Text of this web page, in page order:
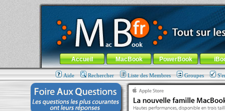
MacBook-fr.com : 100% Apple... 100% nomade !
Aller au contenu-Aller au menu général-Aller au menu de
Menu général
Accueil MacBook PowerBook
Aide Rechercher Liste des Membres Groupes